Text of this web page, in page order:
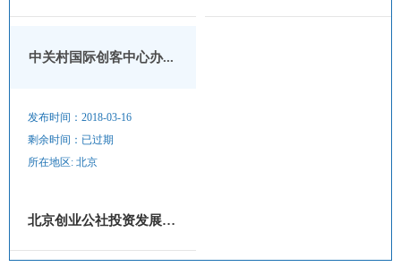
中关村国际创客中心办...
发布时间：2018-03-16
剩余时间：已过期
所在地区: 北京
北京创业公社投资发展有限...